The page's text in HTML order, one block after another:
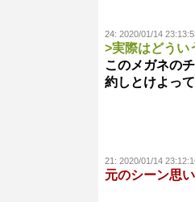
24: 2020/01/14
>実際はどうい
このメガネの
約しとけよっ
21: 2020/01/14
元のシーン思